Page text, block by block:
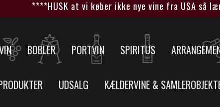
****HUSK at vi køber ikke nye vine fra USA så
BOBLER PORTVIN SPIRITUS
UDSALG KÆLDERVINE &